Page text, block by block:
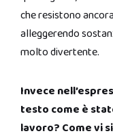
che resistono
alleggerendo
molto divertente.
Invece
testo come è
lavoro? Come vi